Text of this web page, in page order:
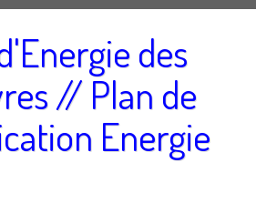
des
// Plan de
Energie